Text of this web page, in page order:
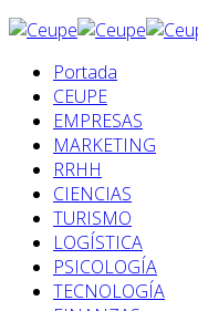
Portada
CEUPE
EMPRESAS
MARKETING
RRHH
CIENCIAS
TURISMO
LOGÍSTICA
PSICOLOGÍA
TECNOLOGÍA